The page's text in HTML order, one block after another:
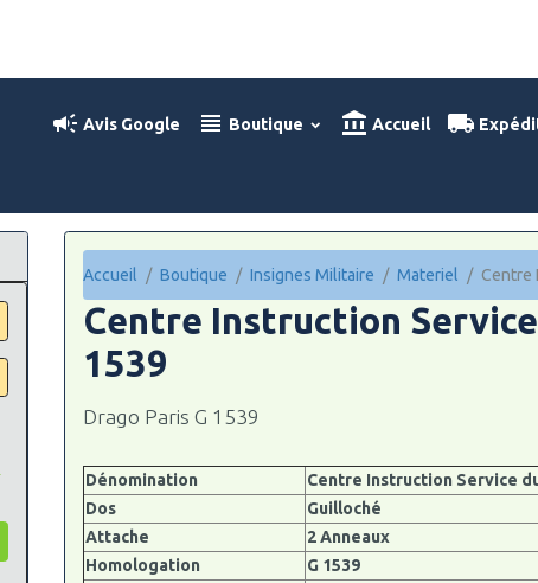
Avis Google Boutique Accueil
Accueil Boutique Insignes Militaire Materiel Centre
Centre Instruction
1539
Drago Paris G 1539
Dénomination
Centre Instruction Service
Dos
Guilloché
Attache
2 Anneaux
Homologation
G 1539